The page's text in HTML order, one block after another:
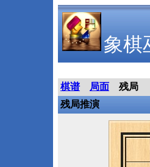
象棋
棋谱 局面
残局
残局推演